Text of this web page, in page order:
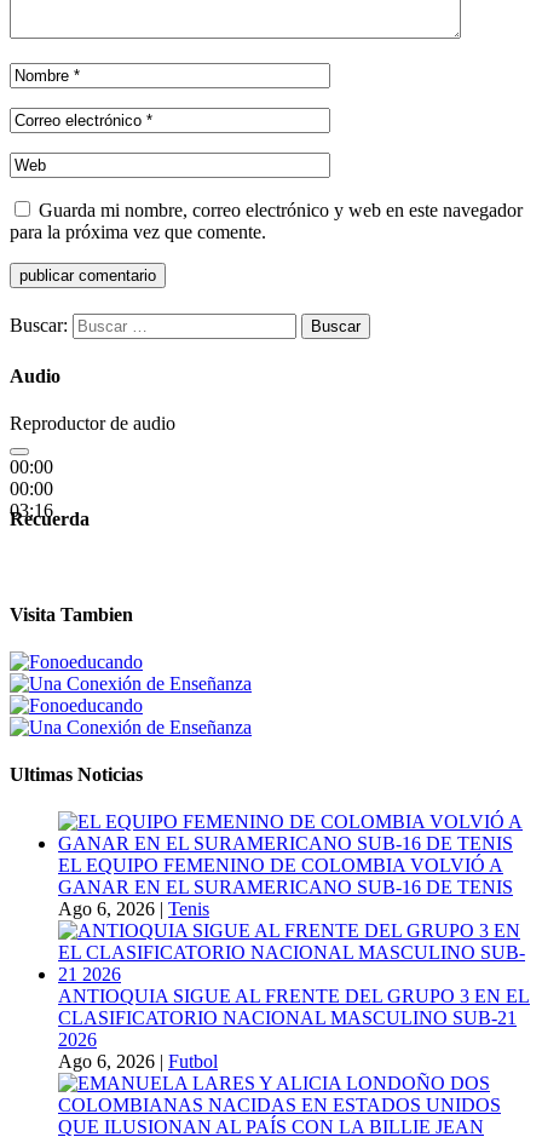
Guarda mi nombre, correo electrónico y web en este navegador
para la próxima vez que comente.
Buscar:
Audio
Reproductor de audio
00:00
00:00
03:16
Recuerda
Visita Tambien
Ultimas Noticias
EL EQUIPO FEMENINO DE COLOMBIA VOLVIÓ A
GANAR EN EL SURAMERICANO SUB-16 DE TENIS
Ago 6, 2026
Tenis
ANTIOQUIA SIGUE AL FRENTE DEL GRUPO 3 EN EL
CLASIFICATORIO NACIONAL MASCULINO SUB-21
2026
Ago 6, 2026
Futbol